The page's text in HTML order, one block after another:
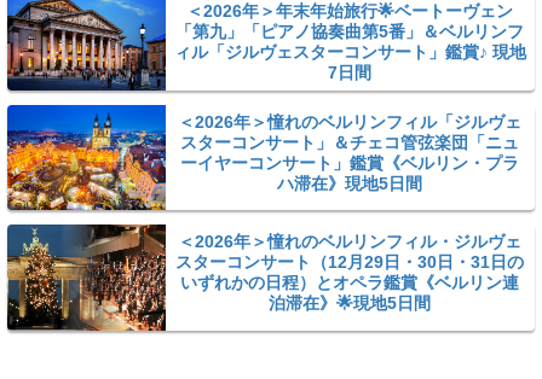
＜2026年＞年末年始旅行🌟ベートーヴェン
「第九」「ピアノ協奏曲第5番」＆ベルリンフ
ィル「ジルヴェスターコンサート」鑑賞♪ 現地
7日間
＜2026年＞憧れのベルリンフィル「ジルヴェ
スターコンサート」＆チェコ管弦楽団「ニュ
ーイヤーコンサート」鑑賞《ベルリン・プラ
ハ滞在》現地5日間
＜2026年＞憧れのベルリンフィル・ジルヴェ
スターコンサート（12月29日・30日・31日の
いずれかの日程）とオペラ鑑賞《ベルリン連
泊滞在》🌟現地5日間